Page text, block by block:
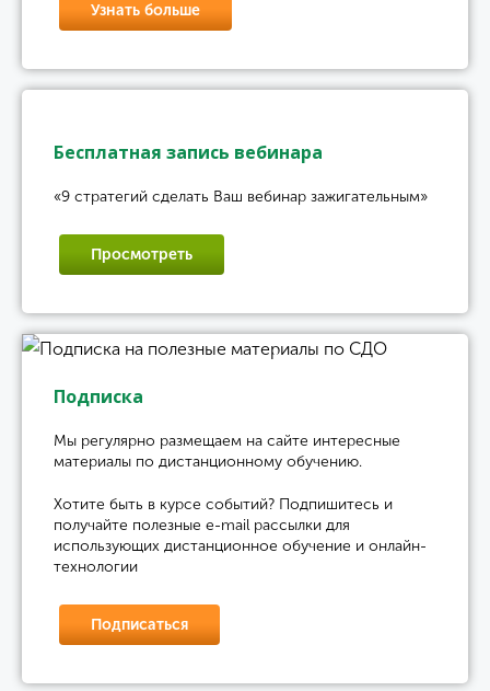
Узнать больше
Бесплатная запись вебинара
«9 стратегий сделать Ваш вебинар зажигательным»
Просмотреть
Подписка
Мы регулярно размещаем на сайте интересные
материалы по дистанционному обучению.
Хотите быть в курсе событий? Подпишитесь и
получайте полезные e-mail рассылки для
использующих дистанционное обучение и онлайн-
технологии
Подписаться